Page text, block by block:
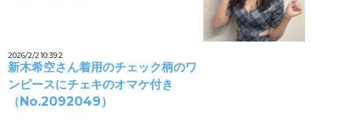
2026/2/2 10:39:2
新木希空さん着用のチェック柄のワ
ンピースにチェキのオマケ付き
（No.2092049）